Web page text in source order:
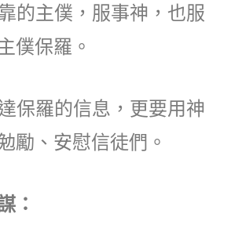
的主僕，服事神，也服
僕保羅。
保羅的信息，更要用神
勵、安慰信徒們。
：